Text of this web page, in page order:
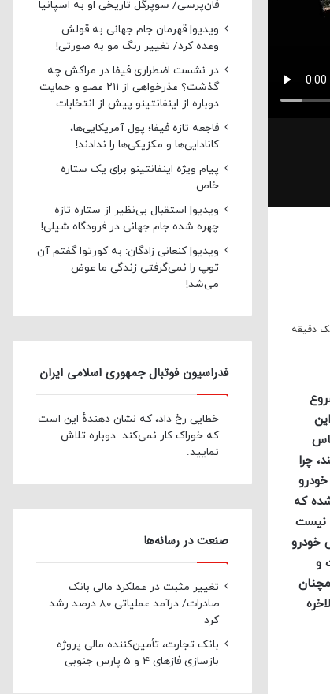
دقیقه
چرا
خودرو
که
نیست
خودرو
و
فان‌پرسی/ سوپرگل تاریخی او به اسپانیا
ویدیو| قهرمان جام جهانی به قولش
وعده کرد/ تغییر رنگ مو به صورتی!
در نشست اضطراری فیفا در مراکش چه
گذشت؟ عذرخواهی از ۲۱۱ عضو و حمایت
دوباره از اینفانتینو پیش از انتخابات
فاجعه تازه فیفا؛ پول آمریکایی‌ها،
کانادایی‌ها و مکزیکی‌ها را ندادند!
پیام ویژه اینفانتینو برای یک ستاره
خاص
ویدیو| استقبال بی‌نظیر از ستاره تازه
چهره شده جام جهانی در فرودگاه شیلی!
ویدیو| کنعانی زادگان: به کورتوا گفتم آن
توپ را نمی‌گرفتی زندگی ما عوض
می‌شد!
فدراسیون فوتبال جمهوری اسلامی ایران
خطایی رخ داد، که نشان دهندهٔ این است
که خوراک کار نمی‌کند. دوباره تلاش
نمایید.
صنعت در رسانه‌ها
تغییر مثبت در عملکرد مالی بانک
صادرات/ درآمد عملیاتی 80 درصد رشد
کرد
بانک تجارت، تأمین‌کننده مالی پروژه
بازسازی فازهای 4 و 5 پارس جنوبی